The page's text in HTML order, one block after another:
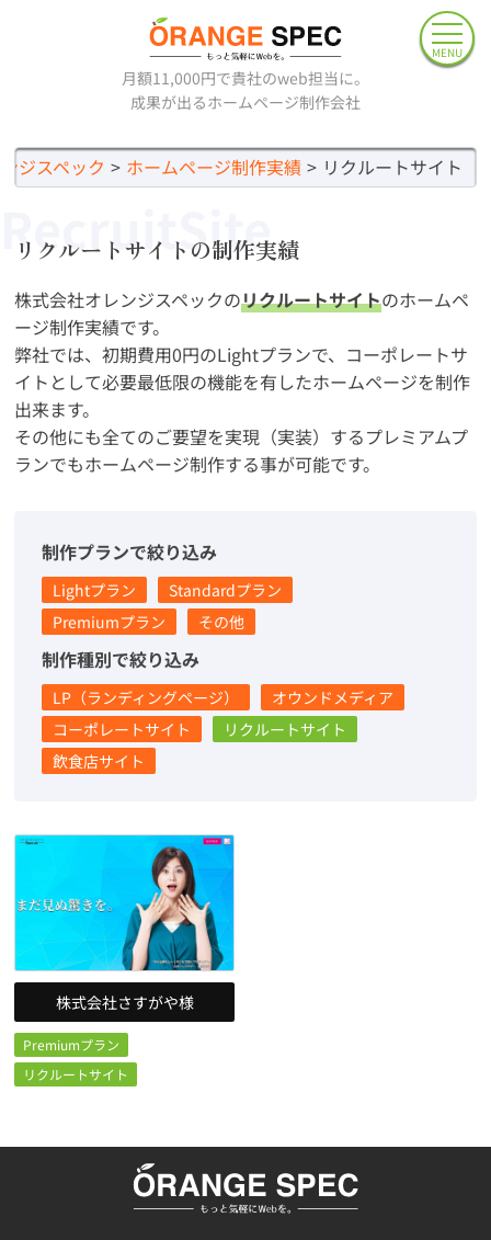
MENU
月額11,000円で貴社のweb担当に。
成果が出るホームページ制作会社
ジスペック ホームページ制作実績 リクルートサイト
リクルートサイトの制作実績
RecruitSite
株式会社オレンジスペックのリクルートサイトのホームペ
ージ制作実績です。
弊社では、初期費用0円のLightプランで、コーポレートサ
イトとして必要最低限の機能を有したホームページを制作
出来ます。
その他にも全てのご要望を実現（実装）するプレミアムプ
ランでもホームページ制作する事が可能です。
制作プランで絞り込み
Lightプラン
Standardプラン
Premiumプラン
その他
制作種別で絞り込み
LP（ランディングページ）
オウンドメディア
コーポレートサイト
リクルートサイト
飲食店サイト
株式会社さすがや様
Premiumプラン
リクルートサイト